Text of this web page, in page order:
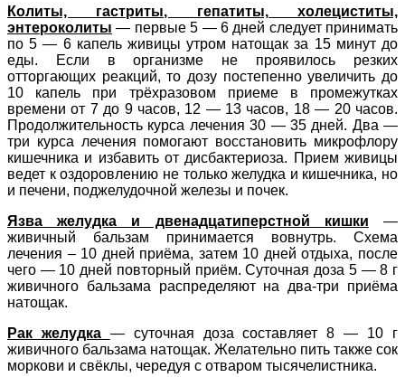
Колиты, гастриты, гепатиты, холециститы,
энтероколиты — первые 5 — 6 дней следует принимать
по 5 — 6 капель живицы утром натощак за 15 минут до
еды. Если в организме не проявилось резких
отторгающих реакций, то дозу постепенно увеличить до
10 капель при трёхразовом приеме в промежутках
времени от 7 до 9 часов, 12 — 13 часов, 18 — 20 часов.
Продолжительность курса лечения 30 — 35 дней. Два —
три курса лечения помогают восстановить микрофлору
кишечника и избавить от дисбактериоза. Прием живицы
ведет к оздоровлению не только желудка и кишечника, но
и печени, поджелудочной железы и почек.
Язва желудка и двенадцатиперстной кишки —
живичный бальзам принимается вовнутрь. Схема
лечения – 10 дней приёма, затем 10 дней отдыха, после
чего — 10 дней повторный приём. Суточная доза 5 — 8 г
живичного бальзама распределяют на два-три приёма
натощак.
Рак желудка — суточная доза составляет 8 — 10 г
живичного бальзама натощак. Желательно пить также сок
моркови и свёклы, чередуя с отваром тысячелистника.